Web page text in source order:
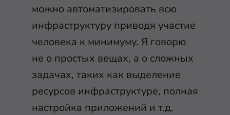
можно автоматизировать всю
инфраструктуру приводя участие
человека к минимуму. Я говорю
не о простых вещах, а о сложных
задачах, таких как выделение
ресурсов инфраструктуре, полная
настройка приложений и т.д.